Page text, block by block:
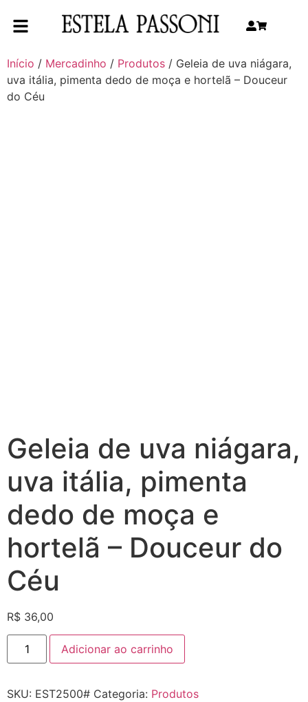
Início / Mercadinho / Produtos / Geleia de uva niágara,
uva itália, pimenta dedo de moça e hortelã – Douceur
do Céu
Geleia de uva niágara,
uva itália, pimenta
dedo de moça e
hortelã – Douceur do
Céu
R$ 36,00
Adicionar ao carrinho
SKU: EST2500# Categoria: Produtos